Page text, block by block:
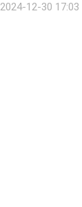
역 주민들 사이에서
2024-12-30 17:03